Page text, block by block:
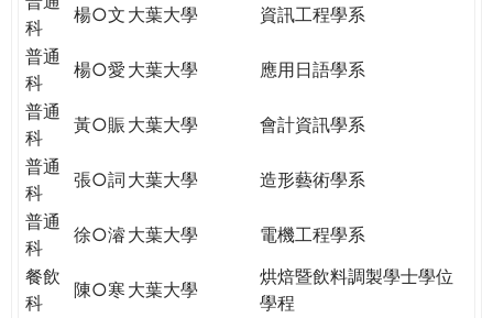
科
楊○文 大葉大學
資訊工程學系
普通
科
楊○愛 大葉大學
應用日語學系
普通
科
黃○賑 大葉大學
會計資訊學系
普通
科
張○詞 大葉大學
造形藝術學系
普通
科
徐○濬大葉大學
電機工程學系
餐飲
科
陳○寒 大葉大學
烘焙暨飲料調製學士學位
學程